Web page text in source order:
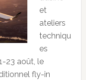
et
ateliers
techniqu
es
23 août, le
fly-in